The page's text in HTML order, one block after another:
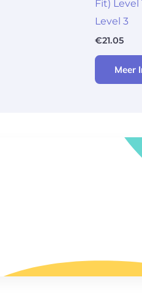
Fit) Level
Level 3
€21.05
Meer